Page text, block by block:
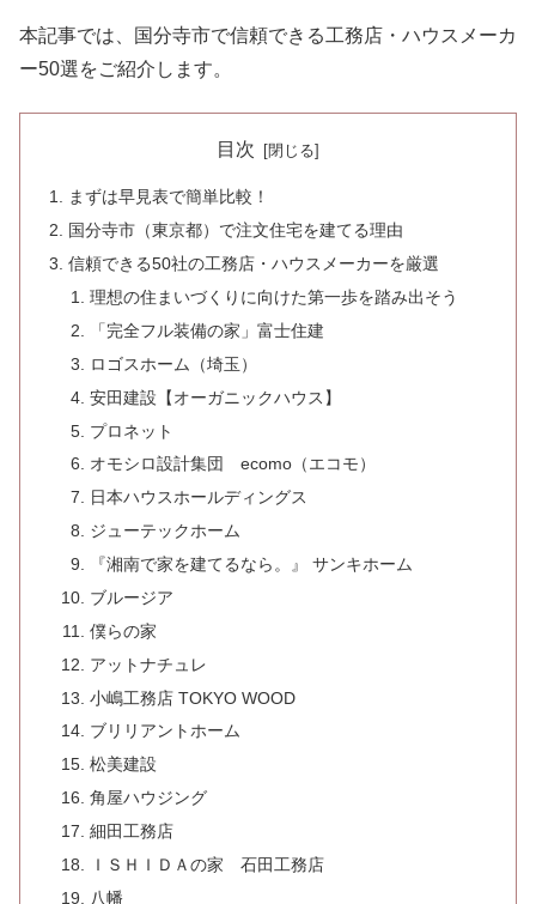
本記事では、国分寺市で信頼できる工務店・ハウスメーカ
ー50選をご紹介します。
目次
まずは早見表で簡単比較！
国分寺市（東京都）で注文住宅を建てる理由
信頼できる50社の工務店・ハウスメーカーを厳選
理想の住まいづくりに向けた第一歩を踏み出そう
「完全フル装備の家」富士住建
ロゴスホーム（埼玉）
安田建設【オーガニックハウス】
プロネット
オモシロ設計集団 ecomo（エコモ）
日本ハウスホールディングス
ジューテックホーム
『湘南で家を建てるなら。』 サンキホーム
ブルージア
僕らの家
アットナチュレ
小嶋工務店 TOKYO WOOD
ブリリアントホーム
松美建設
角屋ハウジング
細田工務店
ＩＳＨＩＤＡの家 石田工務店
八幡